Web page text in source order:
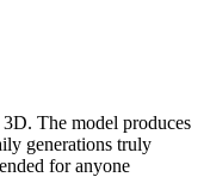
The model produces
generations truly
for anyone